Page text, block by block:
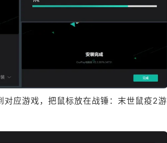
应游戏，把鼠标放在战锤：末世鼠疫2游